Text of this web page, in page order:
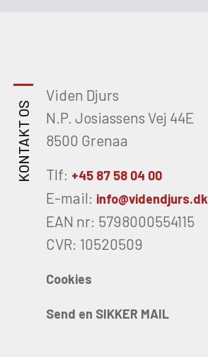
KONTAKT OS
Viden Djurs
N.P. Josiassens Vej 44E
8500 Grenaa
Tlf: +45 87 58 04 00
E-mail: info@videndjurs.dk
EAN nr: 5798000554115
CVR: 10520509
Cookies
Send en SIKKER MAIL